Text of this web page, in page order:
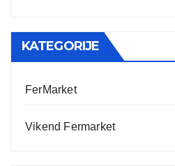
KATEGORIJE
FerMarket
Vikend Fermarket